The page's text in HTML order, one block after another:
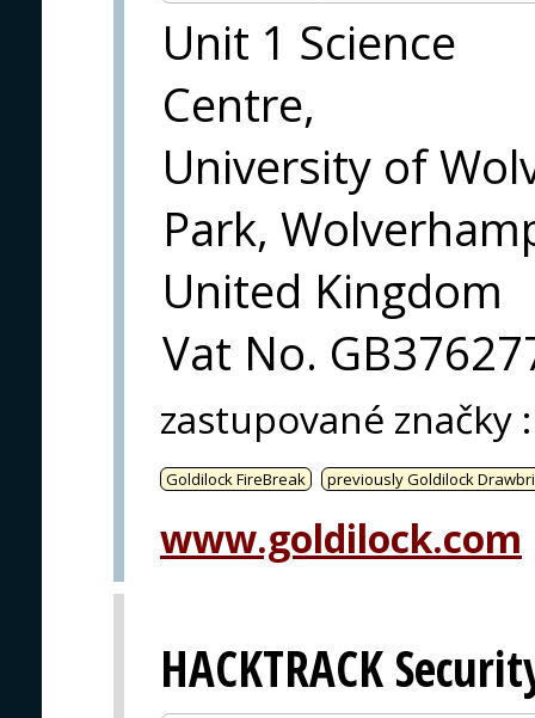
Unit 1 Science
Centre,
University of
Park,
United Kingdom
Vat No.
zastupované značky :
Goldilock FireBreak previously Goldilock
www.goldilock.com
HACKTRACK